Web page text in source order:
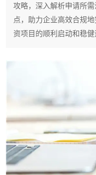
攻略，深入解析申请所
点，助力企业高效合规
资项目的顺利启动和稳健